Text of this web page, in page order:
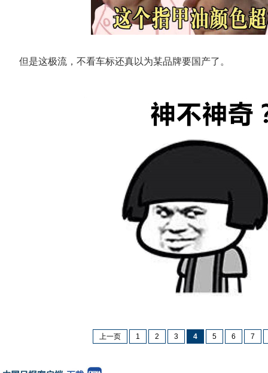
但是这极流，不看车标还真以为某品牌要国产了。
上一页 1 2 3 4 5 6 7